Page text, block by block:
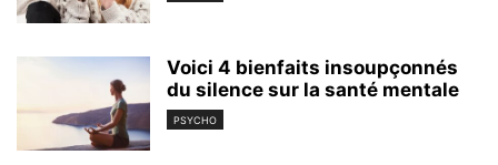
Voici 4 bienfaits insoupçonnés
du silence sur la santé mentale
PSYCHO